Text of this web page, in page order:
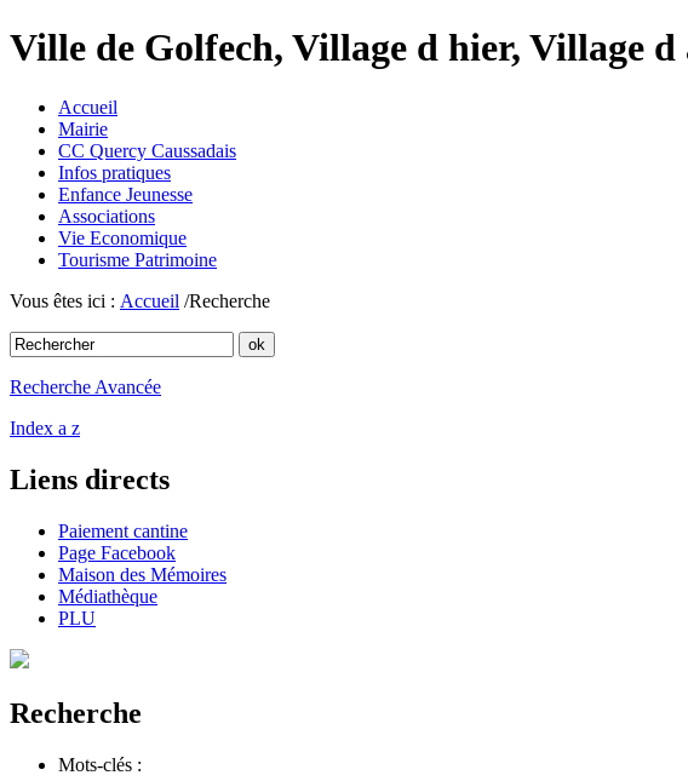
Ville de Golfech, Village d hier, Village
Accueil
Mairie
CC Quercy Caussadais
Infos pratiques
Enfance Jeunesse
Associations
Vie Economique
Tourisme Patrimoine
Vous êtes ici : Accueil /Recherche
Recherche Avancée
Index a z
Liens directs
Paiement cantine
Page Facebook
Maison des Mémoires
Médiathèque
PLU
Recherche
Mots-clés :